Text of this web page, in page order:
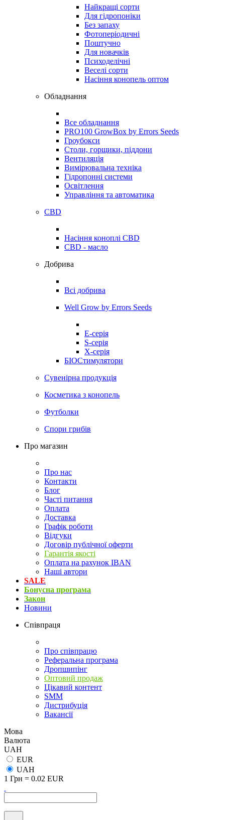
Найкращі сорти
Для гідропоніки
Без запаху
Фотоперіодичні
Поштучно
Для новачків
Психоделічні
Веселі сорти
Насіння конопель оптом
Обладнання
Все обладнання
PRO100 GrowBox by Errors Seeds
Гроубокси
Столи, горщики, піддони
Вентиляція
Вимірювальна техніка
Гідропонні системи
Освітлення
Управління та автоматика
CBD
Насіння коноплі CBD
CBD - масло
Добрива
Всі добрива
Well Grow by Errors Seeds
E-серія
S-серія
X-серія
БІОСтимулятори
Сувенірна продукція
Косметика з конопель
Футболки
Спори грибів
Про магазин
Про нас
Контакти
Блог
Часті питання
Оплата
Доставка
Графік роботи
Відгуки
Договір публічної оферти
Гарантія якості
Оплата на рахунок IBAN
Наші автори
SALE
Бонусна програма
Закон
Новини
Співпраця
Про співпрацю
Реферальна програма
Дропшипінг
Оптовий продаж
Цікавий контент
SMM
Дистрибуція
Вакансії
Мова
Валюта
UAH
EUR
UAH
1 Грн = 0.02 EUR